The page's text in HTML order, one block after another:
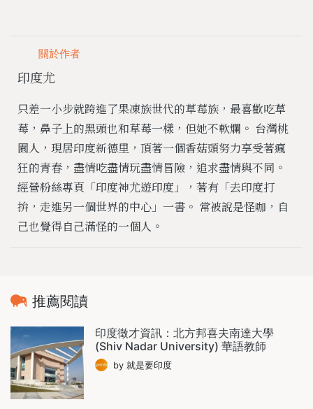
關於作者
印度尤
只差一小步就跨進了果凍族世代的草莓族，最喜歡吃草
莓，鼻子上的黑頭也和草莓一樣，但她不軟爛。 台灣桃
園人，現居印度新德里，頂著一個香菇頭努力享受著瘋
狂的青春，盡情吃盡情玩盡情冒險，追求盡情與不同。
經營粉絲專頁「印度神尤遊印度」，著有「去印度打
拚，走進另一個世界的中心」一書。 常被說是怪咖，自
己也覺得自己滿怪的一個人。
推薦閱讀
印度徵才資訊：北方邦喜夫南達大學
(Shiv Nadar University) 華語教師
by 就是要印度